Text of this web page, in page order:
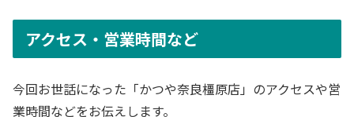
アクセス・営業時間など
今回お世話になった「かつや奈良橿原店」のアクセスや営
業時間などをお伝えします。